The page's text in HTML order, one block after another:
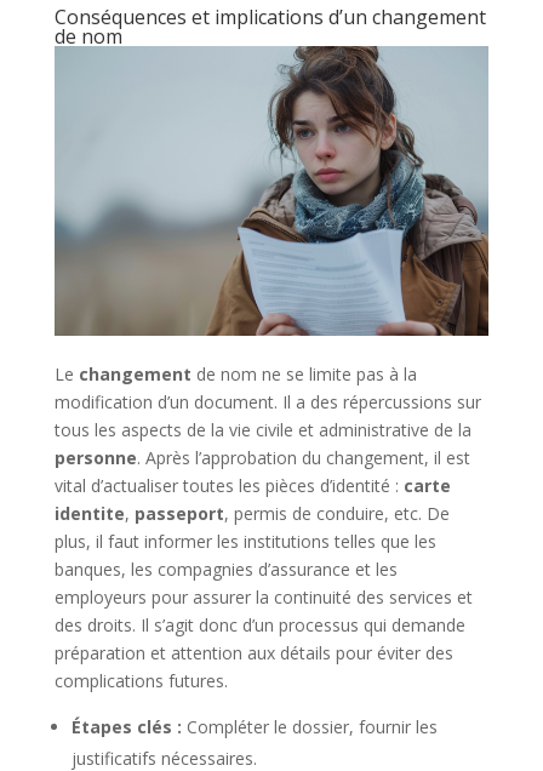
Conséquences et implications d’un changement
de nom
Le changement de nom ne se limite pas à la
modification d’un document. Il a des répercussions sur
tous les aspects de la vie civile et administrative de la
personne. Après l’approbation du changement, il est
vital d’actualiser toutes les pièces d’identité : carte
identite, passeport, permis de conduire, etc. De
plus, il faut informer les institutions telles que les
banques, les compagnies d’assurance et les
employeurs pour assurer la continuité des services et
des droits. Il s’agit donc d’un processus qui demande
préparation et attention aux détails pour éviter des
complications futures.
Étapes clés : Compléter le dossier, fournir les
justificatifs nécessaires.